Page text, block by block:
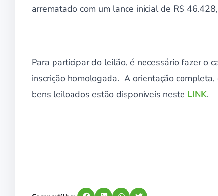
arrematado com um lance inicial de R$
Para participar do leilão, é necessário fazer o
inscrição homologada. A orientação
bens leiloados estão disponíveis neste LINK.